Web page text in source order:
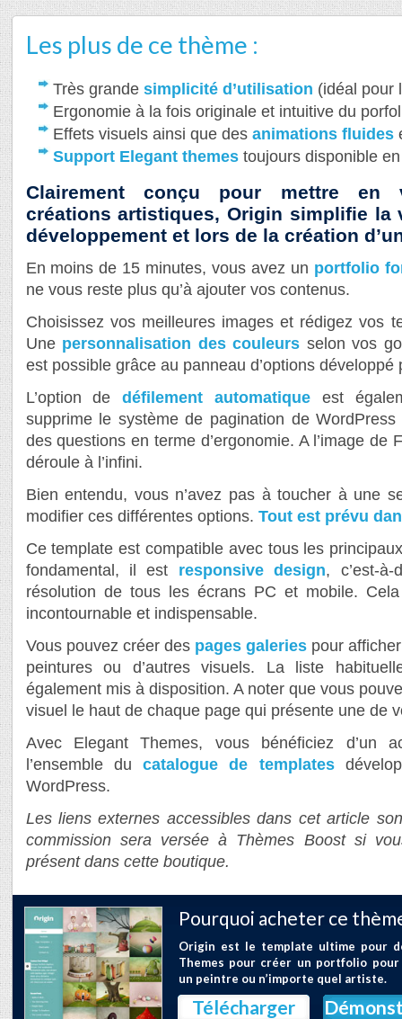
Les plus de ce thème :
Très grande simplicité d’utilisation (idéal pour
Ergonomie à la fois originale et intuitive du
Effets visuels ainsi que des animations fluides
Support Elegant themestoujours disponible
Clairement conçu pour mettre en
créations artistiques, Origin simplifie la
développement et lors de la création
En moins de 15 minutes, vous avez un portfolio
ne vous reste plus qu’à ajouter vos contenus.
Choisissez vos meilleures images et rédigez vos
Une personnalisation des couleurs selon vos
est possible grâce au panneau d’options développé
L’option dedéfilement automatique est
supprime le système de pagination de
des questions en terme d’ergonomie. A l’image de
déroule à l’infini.
Bien entendu, vous n’avez pas à toucher à une
modifier ces différentes options. Tout est prévu
Ce template est compatible avec tous les
fondamental, il est responsive design, c’est-
résolution de tous les écrans PC et mobile.
incontournable et indispensable.
Vous pouvez créer des pages galeriespour
peintures ou d’autres visuels. La liste
également mis à disposition. A noter que vous
visuel le haut de chaque page qui présente une de
Avec Elegant Themes, vous bénéficiez d’un
l’ensemble du catalogue de templates
WordPress.
Les liens externes accessibles dans cet article
commission sera versée à Thèmes Boost si
présent dans cette boutique.
Pourquoi acheter ce
Origin est le template ultime pour
Themes pour créer un portfolio
un peintre ou n’importe quel artiste.
Télécharger